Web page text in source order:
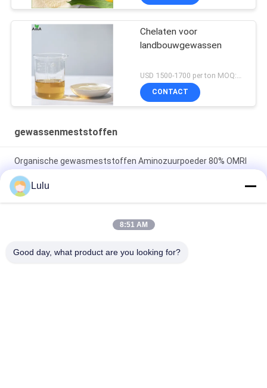
Chelaten voor
landbouwgewassen
CONTACT
gewassenmeststoffen
Organische gewasmeststoffen Aminozuurpoeder 80% OMRI
vermeld als biostimulantia voor de landbouw
Organisch Bladca van de Stikstofmeststof Aminozuur
Vloeibare het Gewassenmeststoffen van Mg
Lulu
8:51 AM
Good day, what product are you looking for?